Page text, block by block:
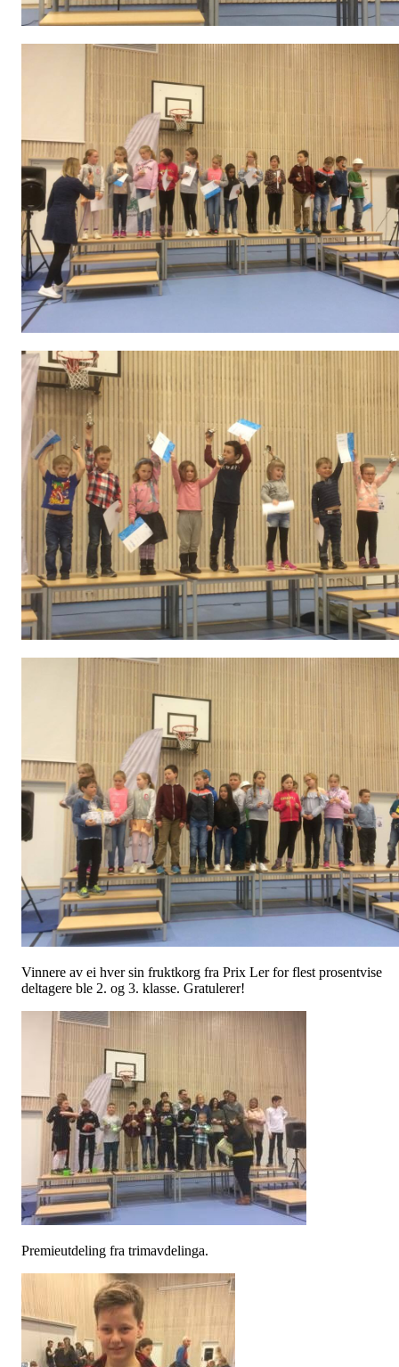
Vinnere av ei hver sin fruktkorg fra Prix Ler for flest prosentvise
deltagere ble 2. og 3. klasse. Gratulerer!
Premieutdeling fra trimavdelinga.